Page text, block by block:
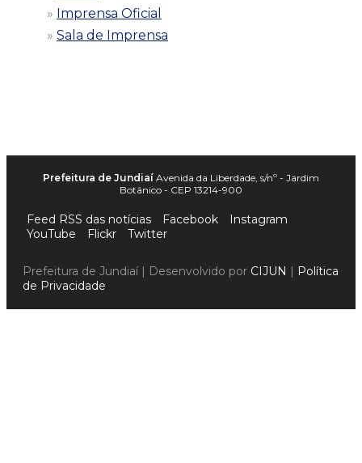
Imprensa Oficial
Sala de Imprensa
Prefeitura de Jundiaí Avenida da Liberdade, s/nº - Jardim
Botânico - CEP 13214-900
Feed RSS das notícias Facebook
Instagram
YouTube
Flickr Twitter
Prefeitura de Jundiaí | Desenvolvido por CIJUN | Política
de Privacidade